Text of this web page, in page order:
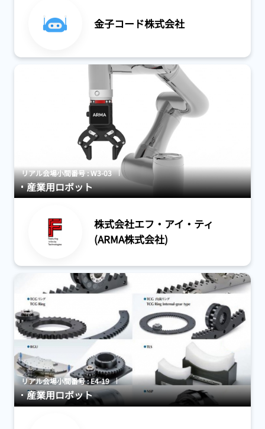
金子コード株式会社
リアル会場小間番号 : W3-03
産業用ロボット
株式会社エフ・アイ・ティ
(ARMA株式会社)
リアル会場小間番号 : E4-19
産業用ロボット